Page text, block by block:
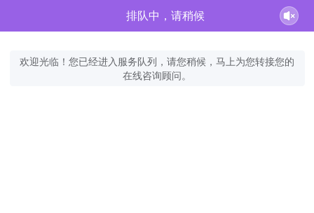
排队中，请稍候
欢迎光临！您已经进入服务队列，请您稍候，马上为您转接您的
在线咨询顾问。